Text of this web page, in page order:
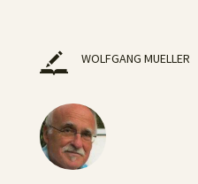
WOLFGANG MUELLER